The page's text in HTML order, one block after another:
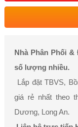
Nhà Phân Phối
số lượng nhiều.
Lắp đặt TBVS,
giá rẻ nhất theo
Dương, Long An.